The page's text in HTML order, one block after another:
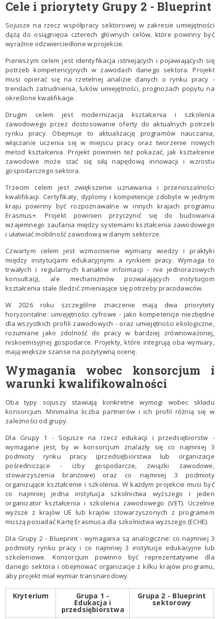
Cele i priorytety Grupy 2 - Blueprint
Sojusze na rzecz współpracy sektorowej w zakresie umiejętności
dążą do osiągnięcia czterech głównych celów, które powinny być
wyraźnie odzwierciedlone w projekcie.
Pierwszym celem jest identyfikacja istniejących i pojawiających się
potrzeb kompetencyjnych w zawodach danego sektora. Projekt
musi opierać się na rzetelnej analizie danych o rynku pracy -
trendach zatrudnienia, luków umiejętności, prognozach popytu na
określone kwalifikacje.
Drugim celem jest modernizacja kształcenia i szkolenia
zawodowego przez dostosowanie oferty do aktualnych potrzeb
rynku pracy. Obejmuje to aktualizację programów nauczania,
włączanie uczenia się w miejscu pracy oraz tworzenie nowych
metod kształcenia. Projekt powinien też pokazać, jak kształcenie
zawodowe może stać się siłą napędową innowacji i wzrostu
gospodarczego sektora.
Trzecim celem jest zwiększenie uznawania i przenoszalności
kwalifikacji. Certyfikaty, dyplomy i kompetencje zdobyte w jednym
kraju powinny być rozpoznawalne w innych krajach programu
Erasmus+. Projekt powinien przyczynić się do budowania
wzajemnego zaufania między systemami kształcenia zawodowego
i ułatwiać mobilność zawodową w danym sektorze.
Czwartym celem jest wzmocnienie wymiany wiedzy i praktyki
między instytucjami edukacyjnymi a rynkiem pracy. Wymaga to
trwałych i regularnych kanałów informacji - nie jednorazowych
konsultacji, ale mechanizmów pozwalających instytucjom
kształcenia stale śledzić zmieniające się potrzeby pracodawców.
W 2026 roku szczególne znaczenie mają dwa priorytety
horyzontalne: umiejętności cyfrowe - jako kompetencje niezbędne
dla wszystkich profili zawodowych - oraz umiejętności ekologiczne,
rozumiane jako zdolność do pracy w bardziej zrównoważonej,
niskoemisyjnej gospodarce. Projekty, które integrują oba wymiary,
mają większe szanse na pozytywną ocenę.
Wymagania wobec konsorcjum i
warunki kwalifikowalności
Oba typy sojuszy stawiają konkretne wymogi wobec składu
konsorcjum. Minimalna liczba partnerów i ich profil różnią się w
zależności od grupy.
Dla Grupy 1 - Sojusze na rzecz edukacji i przedsiębiorstw -
wymagane jest, by w konsorcjum znalazły się co najmniej 3
podmioty rynku pracy (przedsiębiorstwa lub organizacje
pośredniczące - izby gospodarcze, związki zawodowe,
stowarzyszenia branżowe) oraz co najmniej 3 podmioty
organizujące kształcenie i szkolenia. W każdym projekcie musi być
co najmniej jedna instytucja szkolnictwa wyższego i jeden
organizator kształcenia i szkolenia zawodowego (VET). Uczelnie
wyższe z krajów UE lub krajów stowarzyszonych z programem
muszą posiadać Kartę Erasmusa dla szkolnictwa wyższego (ECHE).
Dla Grupy 2 - Blueprint - wymagania są analogiczne: co najmniej 3
podmioty rynku pracy i co najmniej 3 instytucje edukacyjne lub
szkoleniowe. Konsorcjum powinno być reprezentatywne dla
danego sektora i obejmować organizacje z kilku krajów programu,
aby projekt miał wymiar transnarodowy.
Kryterium Grupa 1 -
Edukacja i
przedsiębiorstwa
Grupa 2 - Blueprint
sektorowy